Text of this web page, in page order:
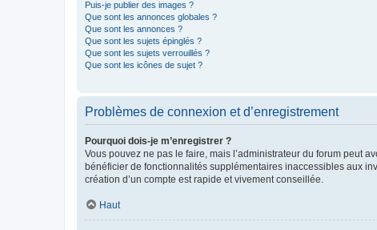
Puis-je publier des images ?
Que sont les annonces globales ?
Que sont les annonces ?
Que sont les sujets épinglés ?
Que sont les sujets verrouillés ?
Que sont les icônes de sujet ?
Problèmes de connexion et d’enregistrement
Pourquoi dois-je m’enregistrer ?
Vous pouvez ne pas le faire, mais l’administrateur du forum peut
bénéficier de fonctionnalités supplémentaires inaccessibles aux
création d’un compte est rapide et vivement conseillée.
Haut